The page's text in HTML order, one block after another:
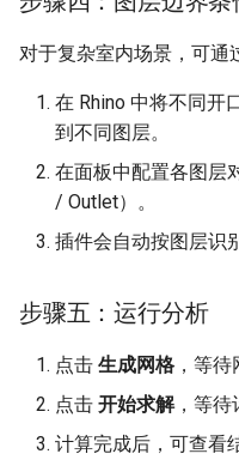
对于复杂室内场景，可通
在 Rhino 中将不同开
到不同图层。
在面板中配置各图层
/ Outlet）。
插件会自动按图层识
步骤五：运行分析
点击 生成网格 ，等待
点击 开始求解，等待
计算完成后，可查看